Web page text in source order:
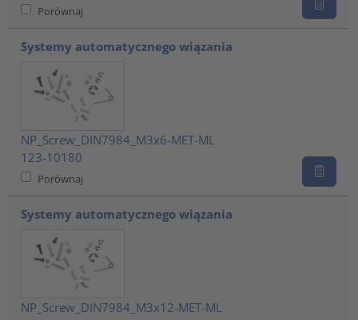
Porównaj
Systemy automatycznego wiązania
NP_Screw_DIN7984_M3x6-MET-ML
123-10180
Porównaj
Systemy automatycznego wiązania
NP_Screw_DIN7984_M3x12-MET-ML